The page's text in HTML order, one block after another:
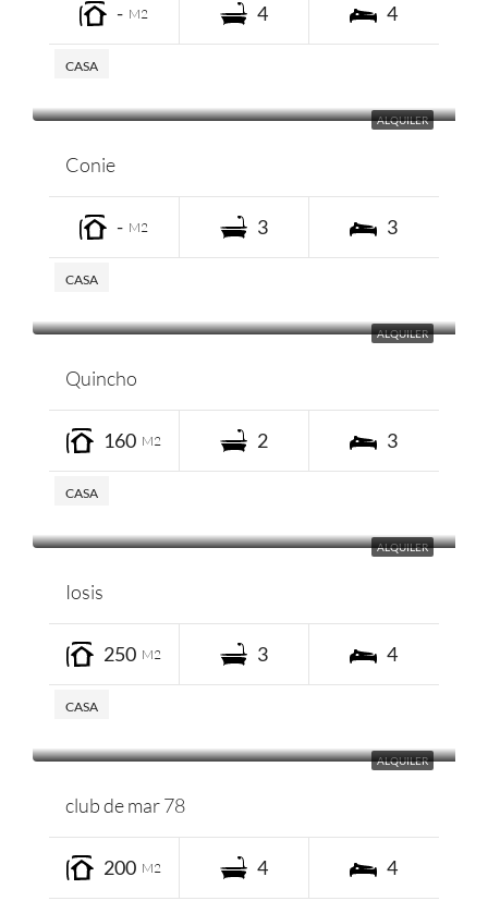
- M2 4 4
ALQUILER
Conie
- M2 3 3
CASA
ALQUILER
Quincho
160 M2 2 3
CASA
ALQUILER
Iosis
250 M2 3 4
CASA
ALQUILER
club de mar 78
200 M2 4 4
CASA